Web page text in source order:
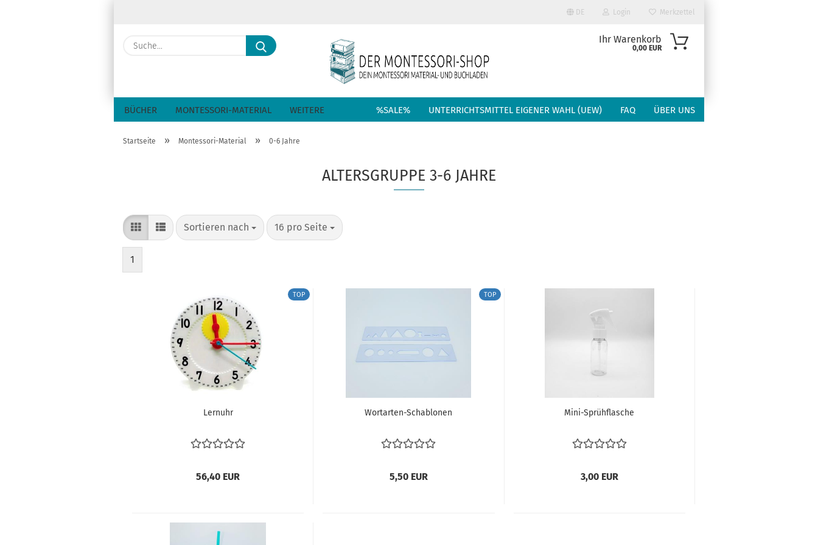
DE Login
E-Mail
Passwort
Merkzettel
Suche... Ihr Warenkorb
0,00 EUR
BÜCHER MONTESSORI-MATERIAL %SALE% UNTERRICHTSMITTEL EIGENER WAHL (UEW) FAQ ÜBER UNS
WEITERE
Startseite » Montessori-Material » 0-6 Jahre
ALTERSGRUPPE 3-6 JAHRE
Sortieren nach
Sortieren nach 16 pro Seite
pro Seite
1
TOP
Ler­n­uhr
56,40 EUR
TOP
Wortarten-​​Scha­blo­nen
5,50 EUR
Mini-​Sprüh­fla­sche
3,00 EUR